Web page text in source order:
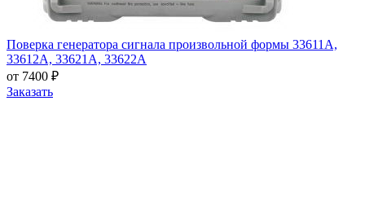
Поверка генератора сигнала произвольной формы 33611А,
33612А, 33621А, 33622А
от 7400 ₽
Заказать